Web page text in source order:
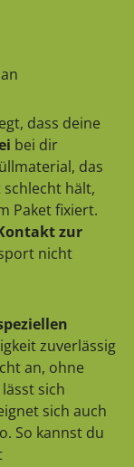
dass deine
bei dir
das
hält,
Paket fixiert.
zur
nicht
zuverlässig
an, ohne
sich
sich auch
So kannst du